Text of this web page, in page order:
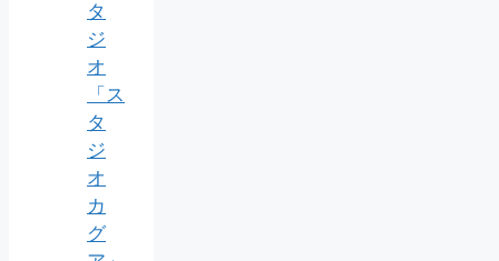
タ
ジ
オ
「ス
タ
ジ
オ
カ
グ